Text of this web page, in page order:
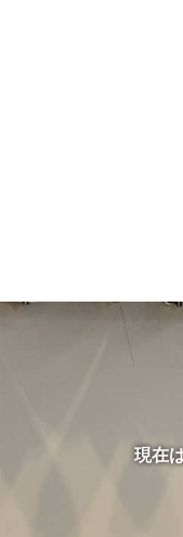
現在